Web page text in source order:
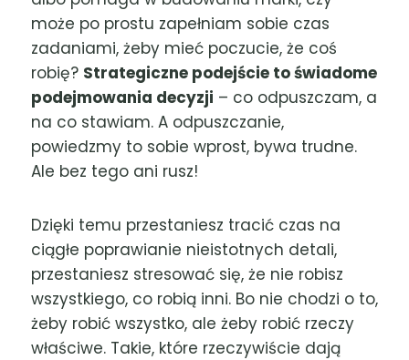
może po prostu zapełniam sobie czas
zadaniami, żeby mieć poczucie, że coś
robię? Strategiczne podejście to świadome
podejmowania decyzji – co odpuszczam, a
na co stawiam. A odpuszczanie,
powiedzmy to sobie wprost, bywa trudne.
Ale bez tego ani rusz!
Dzięki temu przestaniesz tracić czas na
ciągłe poprawianie nieistotnych detali,
przestaniesz stresować się, że nie robisz
wszystkiego, co robią inni. Bo nie chodzi o to,
żeby robić wszystko, ale żeby robić rzeczy
właściwe. Takie, które rzeczywiście dają